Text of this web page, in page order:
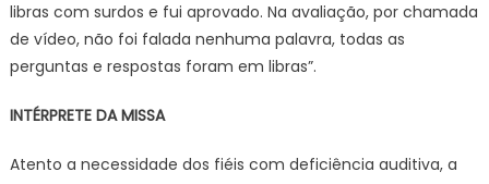
libras com surdos e fui aprovado. Na avaliação, por chamada
de vídeo, não foi falada nenhuma palavra, todas as
perguntas e respostas foram em libras”.
INTÉRPRETE DA MISSA
Atento a necessidade dos fiéis com deficiência auditiva, a